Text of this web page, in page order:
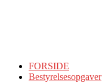
FORSIDE
Bestyrelsesopgaver